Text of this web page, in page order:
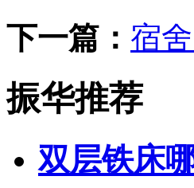
下一篇： 宿
振华推荐
双层铁床